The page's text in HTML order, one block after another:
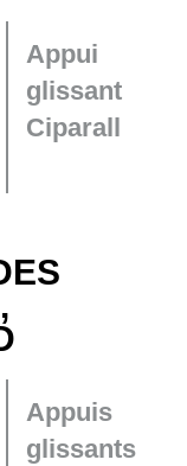
Appui
glissant
Ciparall
Appuis
glissants